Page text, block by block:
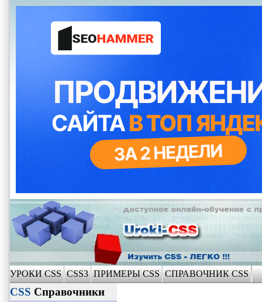
УРОКИ CSS CSS3 ПРИМЕРЫ CSS СПРАВОЧНИК CSS
CSS Справочники